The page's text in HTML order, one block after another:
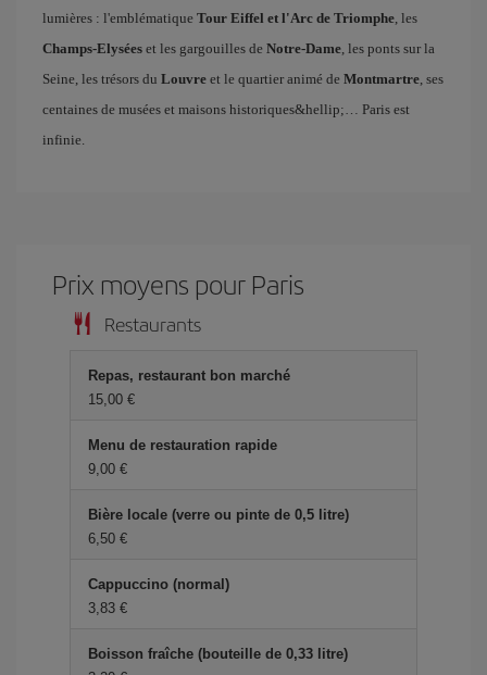
lumières : l'emblématique Tour Eiffel et l'Arc de Triomphe, les
Champs-Elysées et les gargouilles de Notre-Dame, les ponts sur la
Seine, les trésors du Louvre et le quartier animé de Montmartre, ses
centaines de musées et maisons historiques&hellip;… Paris est
infinie.
Prix ​​moyens pour Paris
Restaurants
Repas, restaurant bon marché
15,00 €
Menu de restauration rapide
9,00 €
Bière locale (verre ou pinte de 0,5 litre)
6,50 €
Cappuccino (normal)
3,83 €
Boisson fraîche (bouteille de 0,33 litre)